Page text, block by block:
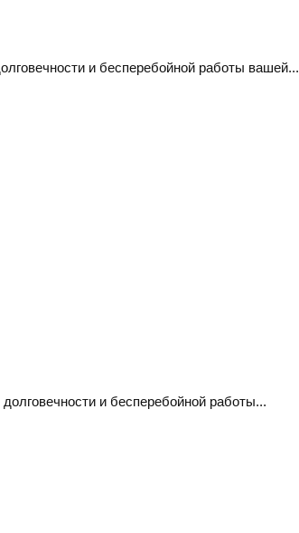
и бесперебойной работы вашей...
и бесперебойной работы...